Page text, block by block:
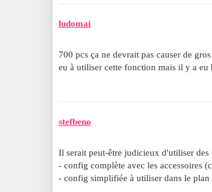
ludomai
700 pcs ça ne devrait pas causer de
eu à utiliser cette fonction mais il y a eu
stefbeno
Il serait peut-être judicieux d'utiliser
- config complète avec les accessoires
- config simplifiée à utiliser dans le